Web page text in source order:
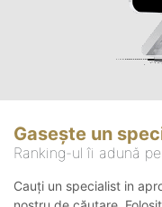
Gasește un
Ranking-ul îi adună
Cauți un specialist in